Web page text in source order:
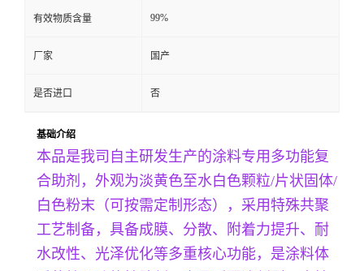
有效物质含量 99%
厂家 国产
是否进口 否
基础介绍
本品是我司自主研发生产的涂料专用多功能复
合助剂，外观为淡黄色至水白色颗粒/片状固体/
白色粉末（可按需定制形态），采用特殊共聚
工艺制备，具备成膜、分散、附着力提升、耐
水改性、光泽优化等多重核心功能，是涂料体